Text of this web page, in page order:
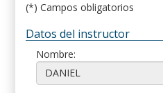
(*) Campos obligatorios
Datos del instructor
Nombre: